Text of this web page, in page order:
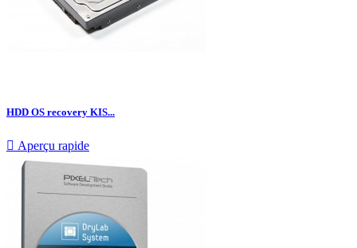
HDD OS recovery KIS...
 Aperçu rapide